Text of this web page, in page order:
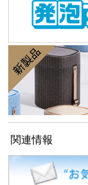
関連情報